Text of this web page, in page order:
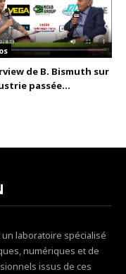
de B. Bismuth sur
passée...
un laboratoire spécialisé
numériques et de
issus de ces